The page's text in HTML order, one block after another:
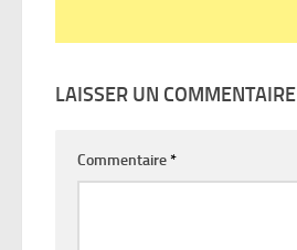
LAISSER UN COMMENTAIRE
Commentaire*